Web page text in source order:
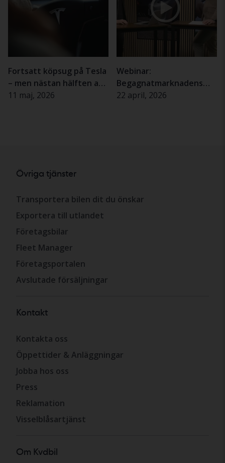
Fortsatt köpsug på Tesla
– men nästan hälften av
svenskarna tveksamma
11 maj, 2026
Webinar:
Begagnatmarknadens
utveckling Q1 2026
22 april, 2026
Övriga tjänster
Transportera bilen dit du önskar
Exportera till utlandet
Företagsbilar
Fleet Manager
Företagsportalen
Avslutade försäljningar
Kontakt
Kontakta oss
Öppettider & Anläggningar
Jobba hos oss
Press
Reklamation
Visselblåsartjänst
Om Kvdbil